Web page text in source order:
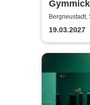
19.03.2027